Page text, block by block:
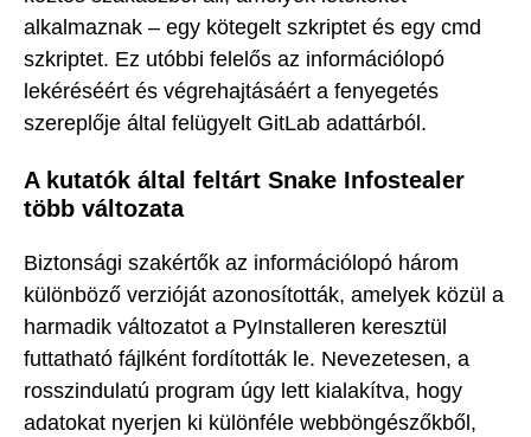
alkalmaznak – egy kötegelt szkriptet és egy cmd
szkriptet. Ez utóbbi felelős az információlopó
lekéréséért és végrehajtásáért a fenyegetés
szereplője által felügyelt GitLab adattárból.
A kutatók által feltárt Snake Infostealer
több változata
Biztonsági szakértők az információlopó három
különböző verzióját azonosították, amelyek közül a
harmadik változatot a PyInstalleren keresztül
futtatható fájlként fordították le. Nevezetesen, a
rosszindulatú program úgy lett kialakítva, hogy
adatokat nyerjen ki különféle webböngészőkből,